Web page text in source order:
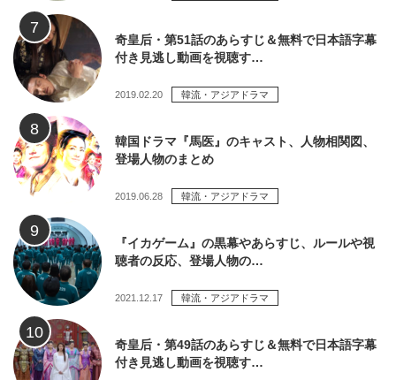
奇皇后・第51話のあらすじ＆無料で日本語字幕
付き見逃し動画を視聴す…
2019.02.20 韓流・アジアドラマ
韓国ドラマ『馬医』のキャスト、人物相関図、
登場人物のまとめ
2019.06.28 韓流・アジアドラマ
『イカゲーム』の黒幕やあらすじ、ルールや視
聴者の反応、登場人物の…
2021.12.17 韓流・アジアドラマ
奇皇后・第49話のあらすじ＆無料で日本語字幕
付き見逃し動画を視聴す…